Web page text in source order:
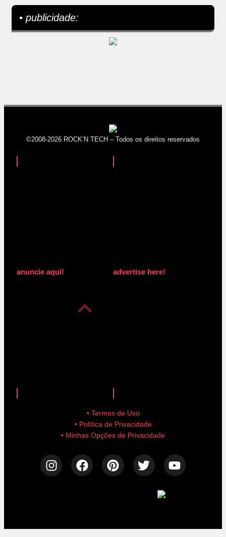
• publicidade:
©2008-2026 ROCK’N TECH – Todos os direitos reservados
anuncie aqui! advertise here!
• Termos de Uso
• Política de Privacidade
• Minhas Opções de Privacidade